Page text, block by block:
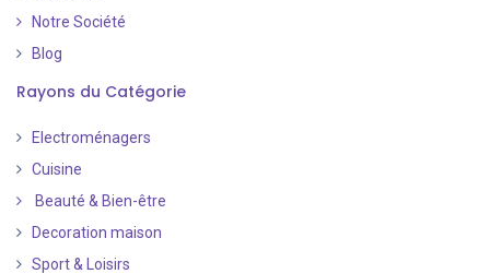
Notre Société
Blog
Rayons du Catégorie
Electroménagers
Cuisine
Beauté & Bien-être
Decoration maison
Sport & Loisirs